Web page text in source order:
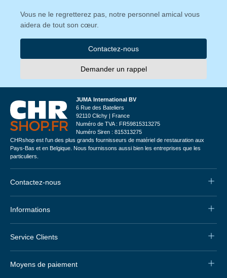
Vous ne le regretterez pas, notre personnel amical vous
aidera de tout son cœur.
Contactez-nous
Demander un rappel
JUMA International BV
6 Rue des Bateliers
92110 Clichy | France
Numéro de TVA : FR59815313275
Numéro Siren : 815313275
CHRshop est l'un des plus grands fournisseurs de matériel de restauration aux
Pays-Bas et en Belgique. Nous fournissons aussi bien les entreprises que les
particuliers.
Contactez-nous
Informations
Service Clients
Moyens de paiement